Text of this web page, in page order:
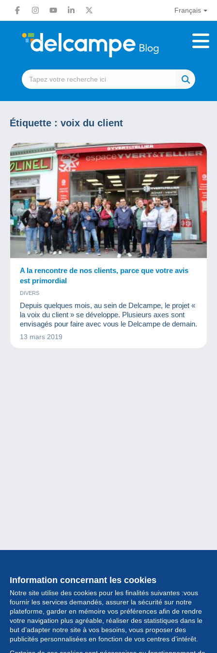
Français
Étiquette : voix du client
A la rencontre de nos clients, parce que votre avis
est primordial
DIVERS
Depuis quelques mois, au sein de Delcampe, le projet «
la voix du client » se développe. Plusieurs axes sont
envisagés pour faire avec vous le Delcampe de demain.
13 mars 2019
Information concernant les cookies
Notre site utilise des cookies pour les finalités suivantes :vous
fournir les services demandés, assurer la sécurité sur notre
plateforme, garder en mémoire vos préférences afin de rendre
votre navigation plus agréable, réaliser des statistiques dans le
but d’adapter notre site à vos besoins, vous proposer des
publicités personnalisées en fonction de vos centres d’intérêt.
Collection